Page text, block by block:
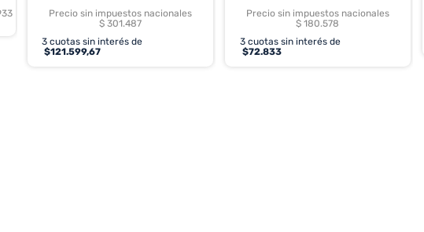
Precio sin impuestos nacionales
$ 301.487
3 cuotas sin interés de
$121.599,67
Precio sin impuestos nacionales
$ 180.578
3cuotas sin interés de
$72.833